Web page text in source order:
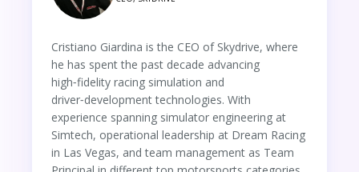
Cristiano Giardina is the CEO of Skydrive, where
he has spent the past decade advancing
high‑fidelity racing simulation and
driver‑development technologies. With
experience spanning simulator engineering at
Simtech, operational leadership at Dream Racing
in Las Vegas, and team management as Team